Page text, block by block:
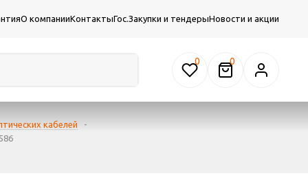
О компанииКонтактыГос.Закупки и тендерыНовости и акции
0
кабелей
-